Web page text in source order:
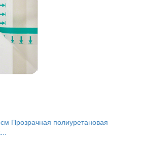
Прозрачная полиуретановая